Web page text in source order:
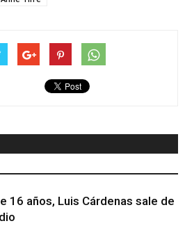
16 años, Luis Cárdenas sale de